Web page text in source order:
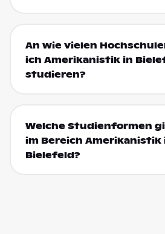
An wie vielen
ich Amerikanistik in
studieren?
Welche Studienformen
im Bereich Amerikanistik
Bielefeld?